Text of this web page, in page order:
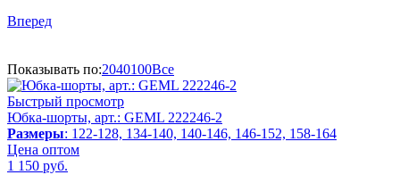
Вперед
Показывать по:2040100Все
Быстрый просмотр
Юбка-шорты, арт.: GEML 222246-2
Размеры: 122-128, 134-140, 140-146, 146-152, 158-164
Цена оптом
1 150 руб.